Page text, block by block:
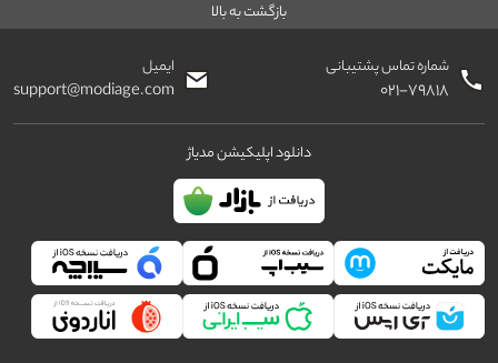
بازگشت به بالا
شماره تماس پشتیبانی
۰۲۱-۷۹۸۱۸
ایمیل
support@modiage.com
دانلود اپلیکیشن مدیاژ